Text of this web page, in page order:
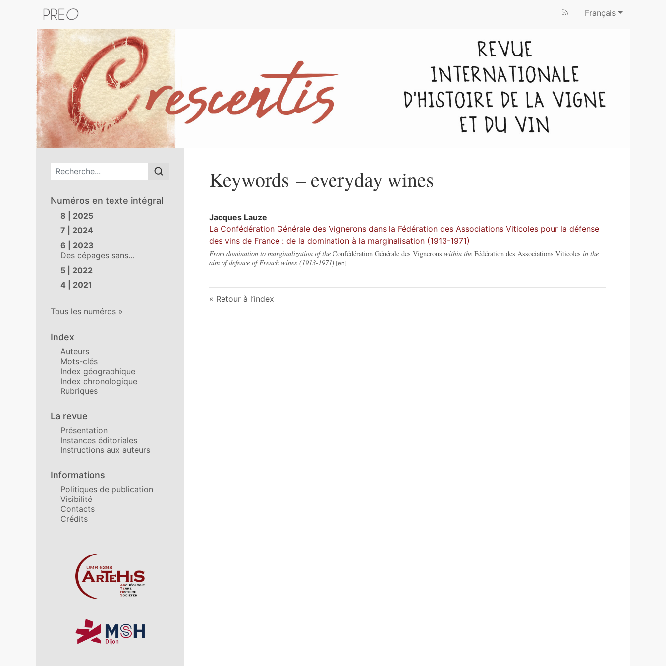
Français
Menu principal
Numéros en texte intégral
8 | 2025
7 | 2024
6 | 2023
Des cépages sans…
5 | 2022
4 | 2021
Tous les numéros
Index
Auteurs
Mots-clés
Index géographique
Index chronologique
Rubriques
La revue
Présentation
Instances éditoriales
Instructions aux auteurs
Informations
Politiques de publication
Visibilité
Contacts
Crédits
Affiliations/partenaires
Keywords – everyday wines
Jacques Lauze
La Confédération Générale des Vignerons dans la Fédération des Associations Viticoles pour la défense
des vins de France : de la domination à la marginalisation (1913-1971)
From domination to marginalization of the Confédération Générale des Vignerons within the Fédération des Associations Viticoles in the
aim of defence of French wines (1913-1971)
Retour à l’index